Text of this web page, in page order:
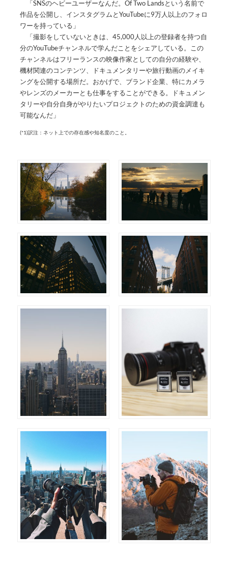
「SNSのヘビーユーザーなんだ。Of Two Landsという名前で
作品を公開し、インスタグラムとYouTubeに9万人以上のフォロ
ワーを持っている」
「撮影をしていないときは、45,000人以上の登録者を持つ自
分のYouTubeチャンネルで学んだことをシェアしている。この
チャンネルはフリーランスの映像作家としての自分の経験や、
機材関連のコンテンツ、ドキュメンタリーや旅行動画のメイキ
ングを公開する場所だ。おかげで、ブランド企業、特にカメラ
やレンズのメーカーとも仕事をすることができる。ドキュメン
タリーや自分自身がやりたいプロジェクトのための資金調達も
可能なんだ」
(*1)訳注：ネット上での存在感や知名度のこと。